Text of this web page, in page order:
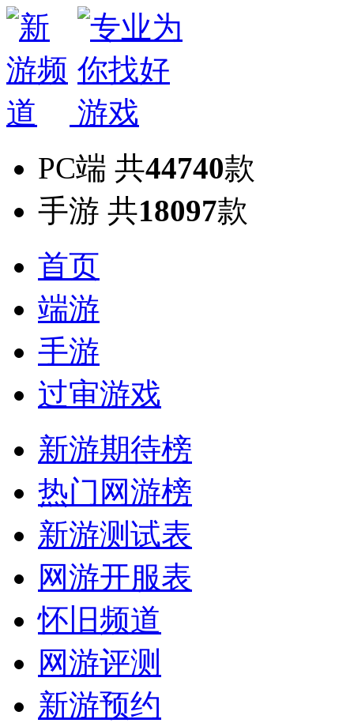
PC端 共44740款
手游 共18097款
首页
端游
手游
过审游戏
新游期待榜
热门网游榜
新游测试表
网游开服表
怀旧频道
网游评测
新游预约